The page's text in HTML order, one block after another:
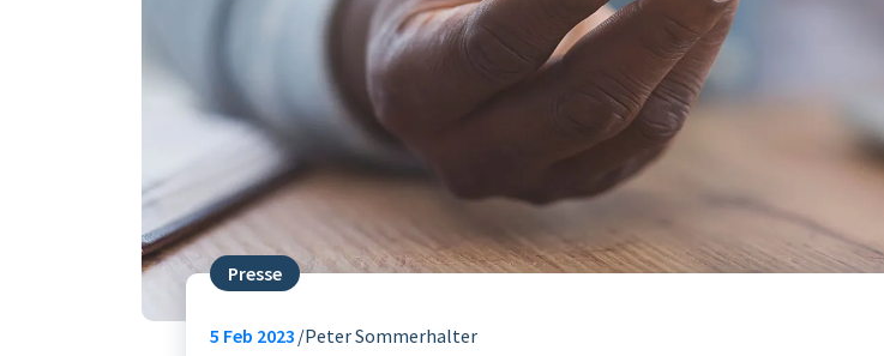
Presse
5 Feb 2023 Peter Sommerhalter